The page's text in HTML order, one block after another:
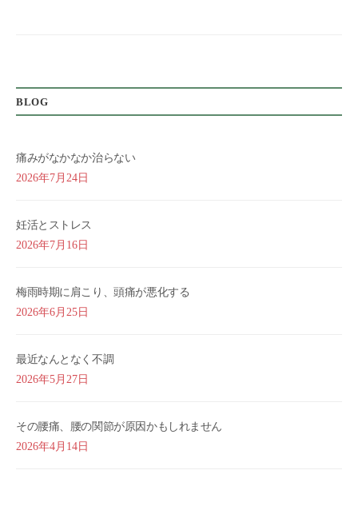
BLOG
痛みがなかなか治らない
2026年7月24日
妊活とストレス
2026年7月16日
梅雨時期に肩こり、頭痛が悪化する
2026年6月25日
最近なんとなく不調
2026年5月27日
その腰痛、腰の関節が原因かもしれません
2026年4月14日